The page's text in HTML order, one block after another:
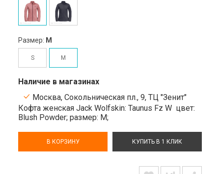
Размер: M
S M
Наличие в магазинах
Москва, Сокольническая пл., 9, ТЦ "Зенит"
Кофта женская Jack Wolfskin: Taunus Fz W цвет:
Blush Powder;размер: M;
В КОРЗИНУ КУПИТЬ В 1 КЛИК